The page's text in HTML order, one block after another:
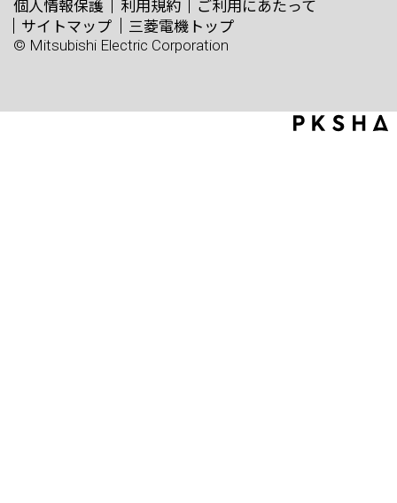
個人情報保護 利用規約
ご利用にあたって
サイトマップ
三菱電機トップ
© Mitsubishi Electric Corporation